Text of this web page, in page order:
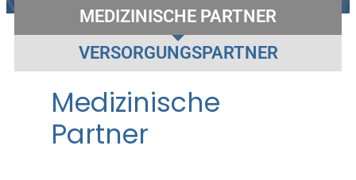
MEDIZINISCHE PARTNER
VERSORGUNGSPARTNER
Medizinische
Partner